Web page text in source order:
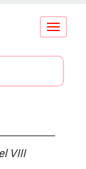
Conmutar
VIII